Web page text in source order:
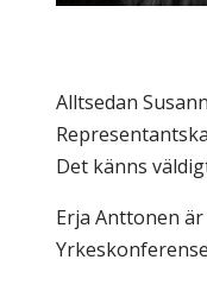
Alltsedan
Det känns
Erja Anttonen